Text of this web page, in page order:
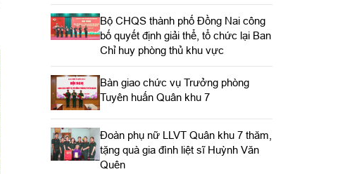
Bộ CHQS thành phố Đồng Nai công
bố quyết định giải thể, tổ chức lại Ban
Chỉ huy phòng thủ khu vực
Bàn giao chức vụ Trưởng phòng
Tuyên huấn Quân khu 7
Đoàn phụ nữ LLVT Quân khu 7 thăm,
tặng quà gia đình liệt sĩ Huỳnh Văn
Quên